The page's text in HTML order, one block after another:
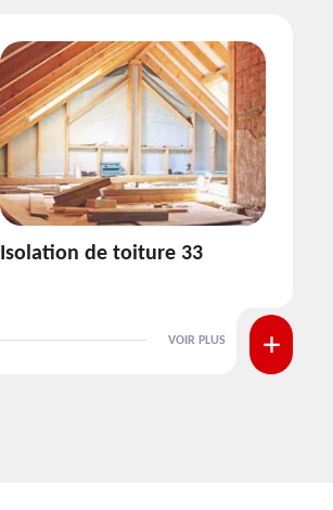
Pose et nettoyage de
VOIR PLUS